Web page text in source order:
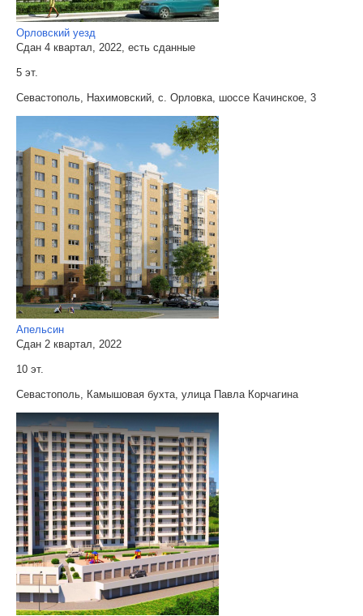
Орловский уезд
Сдан 4 квартал, 2022, есть сданные
5 эт.
Севастополь, Нахимовский, с. Орловка, шоссе Качинское, 3
Апельсин
Сдан 2 квартал, 2022
10 эт.
Севастополь, Камышовая бухта, улица Павла Корчагина